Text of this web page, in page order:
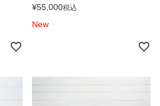
¥55,000税込
New